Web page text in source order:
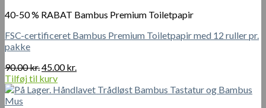
varianter.
kan
vælges
varesiden
40-50 % RABAT Bambus Premium Toiletpapir
FSC-certificeret Bambus Premium Toiletpapir med 12 ruller pr.
pakke
90.00kr.Den
oprindelige
pris
45.00kr.
pris
Tilføj til kurv